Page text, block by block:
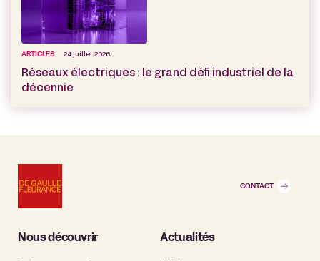
ARTICLES 24 juillet 2026
Réseaux électriques : le grand défi industriel de la
décennie
CONTACT
Nous découvrir Actualités